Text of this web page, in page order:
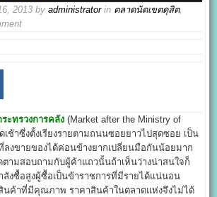
2013 byadministratorin ตลาดนัดเขตดุสิต,
รวงการคลัง (Market after the Ministry of
เช้าซึ่งตั้งเรียงรายตามถนนซอยยาวไปสุดซอย เป็น
ลงขายของได้ค่อนข้างยากเปลี่ยนมือกันน้อยมาก
ตามสอบถามกับผู้ค้าแถวนั้นถ้าเห็นว่างน่าสนใจก็
ลังซื้อสูงผู้ซื้อเป็นข้าราชการที่มีรายได้แน่นอน
นค้าที่มีคุณภาพ ราคาสินค้าในตลาดแห่งจึงไม่ได้